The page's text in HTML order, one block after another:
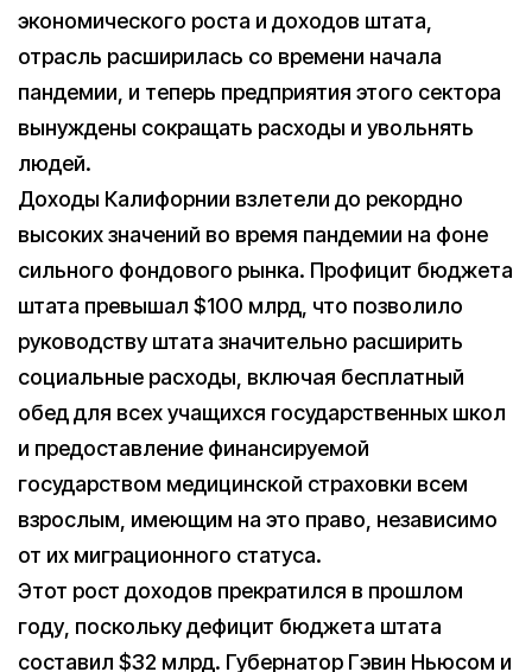
экономического роста и доходов штата,
отрасль расширилась со времени начала
пандемии, и теперь предприятия этого сектора
вынуждены сокращать расходы и увольнять
людей.
Доходы Калифорнии взлетели до рекордно
высоких значений во время пандемии на фоне
сильного фондового рынка. Профицит бюджета
штата превышал $100 млрд, что позволило
руководству штата значительно расширить
социальные расходы, включая бесплатный
обед для всех учащихся государственных школ
и предоставление финансируемой
государством медицинской страховки всем
взрослым, имеющим на это право, независимо
от их миграционного статуса.
Этот рост доходов прекратился в прошлом
году, поскольку дефицит бюджета штата
составил $32 млрд. Губернатор Гэвин Ньюсом и